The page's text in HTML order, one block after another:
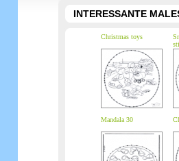
INTERESSANTE
Christmas toys
Mandala 30